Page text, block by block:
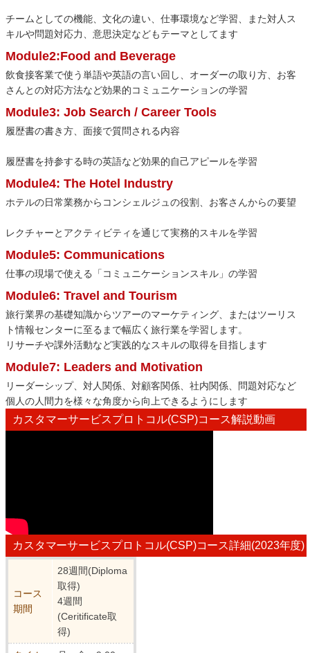
チームとしての機能、文化の違い、仕事環境など学習、また対人ス
キルや問題対応力、意思決定などもテーマとしてます
Module2:Food and Beverage
飲食接客業で使う単語や英語の言い回し、オーダーの取り方、お客
さんとの対応方法など効果的コミュニケーションの学習
Module3: Job Search / Career Tools
履歴書の書き方、面接で質問される内容
履歴書を持参する時の英語など効果的自己アピールを学習
Module4: The Hotel Industry
ホテルの日常業務からコンシェルジュの役割、お客さんからの要望
レクチャーとアクティビティを通じて実務的スキルを学習
Module5: Communications
仕事の現場で使える「コミュニケーションスキル」の学習
Module6: Travel and Tourism
旅行業界の基礎知識からツアーのマーケティング、またはツーリス
ト情報センターに至るまで幅広く旅行業を学習します。
リサーチや課外活動など実践的なスキルの取得を目指します
Module7: Leaders and Motivation
リーダーシップ、対人関係、対顧客関係、社内関係、問題対応など
個人の人間力を様々な角度から向上できるようにします
カスタマーサービスプロトコル(CSP)コース解説動画
カスタマーサービスプロトコル(CSP)コース詳細(2023年度)
コース
期間
28週間(Diploma
取得)
4週間
(Ceritificate取
得)